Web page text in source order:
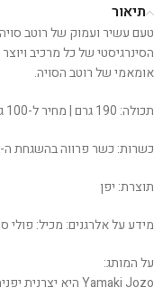
תיאור
טעם עשיר ועמוק של רוטב
הסינרגיסטי של כל מרכיב
אומאמי של רוטב הסויה.
תכולה: 190 גרם | מחיר ל-100 גרם: 35.7₪
כשרות: כשר פרווה בהשגחת ה-K והרבנות הראשית לישראל
תוצרת: יפן
מידע על אלרגנים: מכיל: פולי
על המותג: